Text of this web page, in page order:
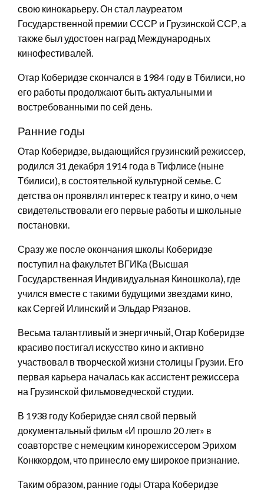
свою кинокарьеру. Он стал лауреатом
Государственной премии СССР и Грузинской ССР, а
также был удостоен наград Международных
кинофестивалей.
Отар Коберидзе скончался в 1984 году в Тбилиси, но
его работы продолжают быть актуальными и
востребованными по сей день.
Ранние годы
Отар Коберидзе, выдающийся грузинский режиссер,
родился 31 декабря 1914 года в Тифлисе (ныне
Тбилиси), в состоятельной культурной семье. С
детства он проявлял интерес к театру и кино, о чем
свидетельствовали его первые работы и школьные
постановки.
Сразу же после окончания школы Коберидзе
поступил на факультет ВГИКа (Высшая
Государственная Индивидуальная Киношкола), где
учился вместе с такими будущими звездами кино,
как Сергей Илинский и Эльдар Рязанов.
Весьма талантливый и энергичный, Отар Коберидзе
красиво постигал искусство кино и активно
участвовал в творческой жизни столицы Грузии. Его
первая карьера началась как ассистент режиссера
на Грузинской фильмоведческой студии.
В 1938 году Коберидзе снял свой первый
документальный фильм «И прошло 20 лет» в
соавторстве с немецким кинорежиссером Эрихом
Конккордом, что принесло ему широкое признание.
Таким образом, ранние годы Отара Коберидзе